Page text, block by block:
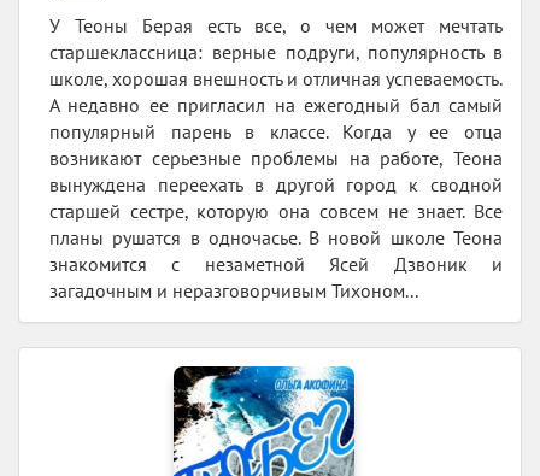
У Теоны Берая есть все, о чем может мечтать
старшеклассница: верные подруги, популярность в
школе, хорошая внешность и отличная успеваемость.
А недавно ее пригласил на ежегодный бал самый
популярный парень в классе. Когда у ее отца
возникают серьезные проблемы на работе, Теона
вынуждена переехать в другой город к сводной
старшей сестре, которую она совсем не знает. Все
планы рушатся в одночасье. В новой школе Теона
знакомится с незаметной Ясей Дзвоник и
загадочным и неразговорчивым Тихоном...